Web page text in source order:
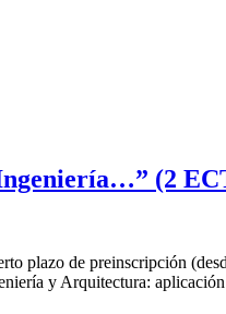
(2
de preinscripción
y Arquitectura: